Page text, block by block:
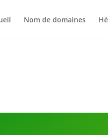
Nom de domaines